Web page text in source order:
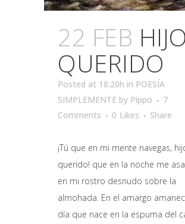
22 FEB HIJO
QUERIDO
Posted at 18:20h in POESÍA
SIMPLEMENTE by Pippo
7
Comments
0 Likes Share
¡Tú que en mi mente navegas,
querido! que en la noche me
en mi rostro desnudo sobre la
almohada. En el amargo
día que nace en la espuma del